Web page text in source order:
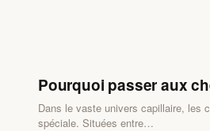
Pourquoi passer aux
Dans le vaste univers capillaire, les
spéciale. Situées entre…